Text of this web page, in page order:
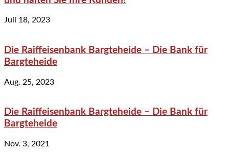
Juli 18, 2023
Die Raiffeisenbank Bargteheide – Die Bank für
Bargteheide
Aug. 25, 2023
Die Raiffeisenbank Bargteheide – Die Bank für
Bargteheide
Nov. 3, 2021